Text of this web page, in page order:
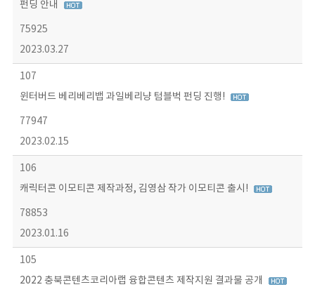
펀딩 안내
75925
2023.03.27
107
윈터버드 베리베리뱁 과일베리냥 텀블벅 펀딩 진행!
77947
2023.02.15
106
캐릭터콘 이모티콘 제작과정, 김영삼 작가 이모티콘 출시!
78853
2023.01.16
105
2022 충북콘텐츠코리아랩 융합콘텐츠 제작지원 결과물 공개